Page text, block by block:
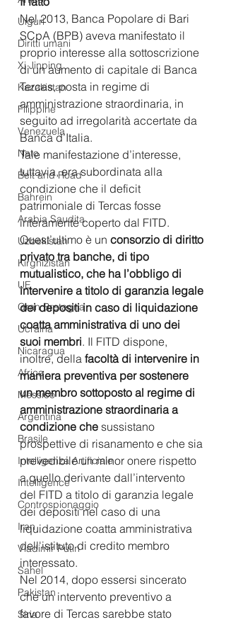
Uiguri
Diritti umani
Xi Jinping
Kazakistan
Filippine
Venezuela
Nato
Belt and Road
Bahrein
Arabia Saudita
Uzbekistan
Kirghizistan
UE
Gran Bretagna
Ucraina
Nicaragua
Africa
Messico
Argentina
Brasile
Intelligenza Artificiale
Intelligence
Controspionaggio
Iran
Vladimir Putin
Sahel
Pakistan
Siria
Nel 2013, Banca Popolare di Bari
SCpA (BPB) aveva manifestato il
proprio interesse alla sottoscrizione
di un aumento di capitale di Banca
Tercas, posta in regime di
amministrazione straordinaria, in
seguito ad irregolarità accertate da
Banca d’Italia.
Tale manifestazione d’interesse,
tuttavia, era subordinata alla
condizione che il deficit
patrimoniale di Tercas fosse
interamente coperto dal FITD.
Quest’ultimo è un consorzio di diritto
privato tra banche, di tipo
mutualistico, che ha l’obbligo di
intervenire a titolo di garanzia legale
dei depositi in caso di liquidazione
coatta amministrativa di uno dei
suoi membri. Il FITD dispone,
inoltre, della facoltà di intervenire in
maniera preventiva per sostenere
un membro sottoposto al regime di
amministrazione straordinaria a
condizione che sussistano
prospettive di risanamento e che sia
prevedibile un minor onere rispetto
a quello derivante dall’intervento
del FITD a titolo di garanzia legale
dei depositi nel caso di una
liquidazione coatta amministrativa
dell'istituto di credito membro
interessato.
Nel 2014, dopo essersi sincerato
che un intervento preventivo a
favore di Tercas sarebbe stato